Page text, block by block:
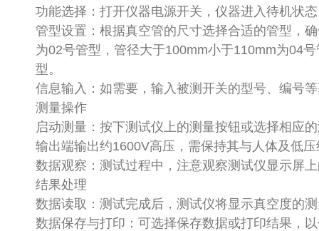
功能选择：打开仪器电源开关，仪器进入待机状
管型设置：根据真空管的尺寸选择合适的管型，
为02号管型，管径大于100mm小于110mm为04
型。
信息输入：如需要，输入被测开关的型号、编号
测量操作
启动测量：按下测试仪上的测量按钮或选择相应
输出端输出约1600V高压，需保持其与人体及低
数据观察：测试过程中，注意观察测试仪显示屏
结果处理
数据读取：测试完成后，测试仪将显示真空度的
数据保存与打印：可选择保存数据或打印结果，